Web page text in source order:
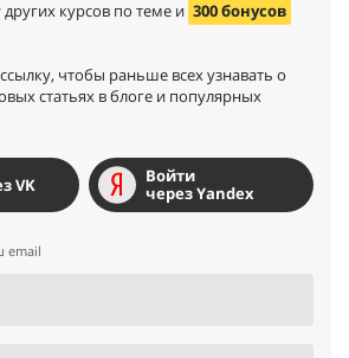
курсов по теме и 300 бонусов
чтобы раньше всех узнавать о
статьях в блоге и популярных
VK
Войти
через Yandex
email